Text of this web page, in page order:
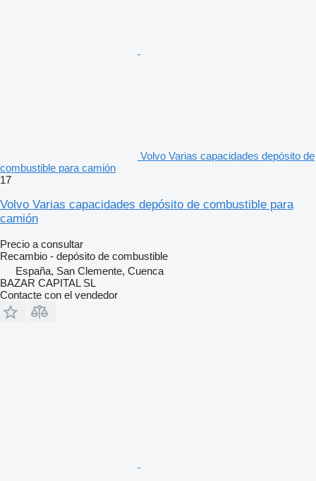
Volvo Varias capacidades depósito de
combustible para camión
17
Volvo Varias capacidades depósito de combustible para
camión
Precio a consultar
Recambio - depósito de combustible
España, San Clemente, Cuenca
BAZAR CAPITAL SL
Contacte con el vendedor